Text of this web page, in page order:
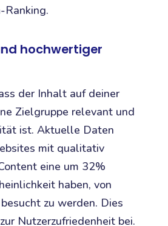
Ranking.
hochwertiger
der Inhalt auf deiner
Zielgruppe relevant und
ist. Aktuelle Daten
mit qualitativ
eine um 32%
haben, von
zu werden. Dies
Nutzerzufriedenheit bei.